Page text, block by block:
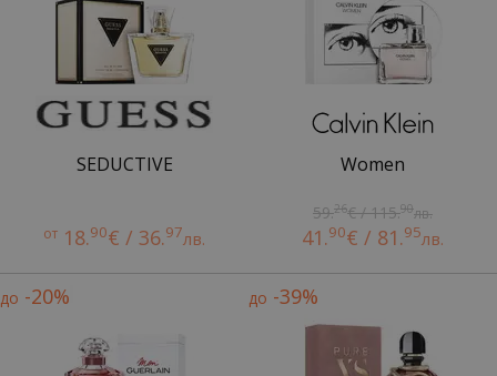
SEDUCTIVE
от 18.90€ / 36.97лв.
Women
59.26€ / 115.90лв.
41.90€ / 81.95лв.
до -20% до -39%